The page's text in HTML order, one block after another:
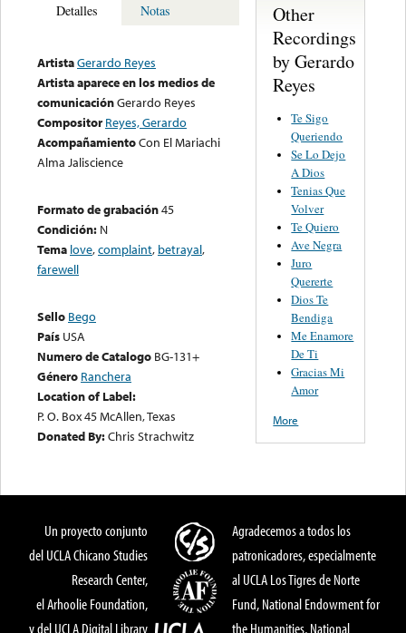
Detalles Notas
ArtistaGerardo Reyes
Artista aparece en los medios de
comunicaciónGerardo Reyes
Compositor Reyes, Gerardo
AcompañamientoCon El Mariachi
Alma Jaliscience
Formato de grabación45
Condición: N
Tema love,complaint, betrayal,
farewell
Sello Bego
País USA
Numero de Catalogo BG-131+
Género Ranchera
Location of Label:
P. O. Box 45 McAllen, Texas
Donated By:Chris Strachwitz
Other
Recordings
by Gerardo
Reyes
Te Sigo
Queriendo
Se Lo Dejo
A Dios
Tenias Que
Volver
Te Quiero
Ave Negra
Juro
Quererte
Dios Te
Bendiga
Me Enamore
De Ti
Gracias Mi
Amor
More
Un proyecto conjunto
del UCLA Chicano Studies
Research Center,
el Arhoolie Foundation,
y del UCLA Digital Library
Agradecemos a todos los
patronicadores, especialmente
al UCLA Los Tigres de Norte
Fund, National Endowment for
the Humanities, National